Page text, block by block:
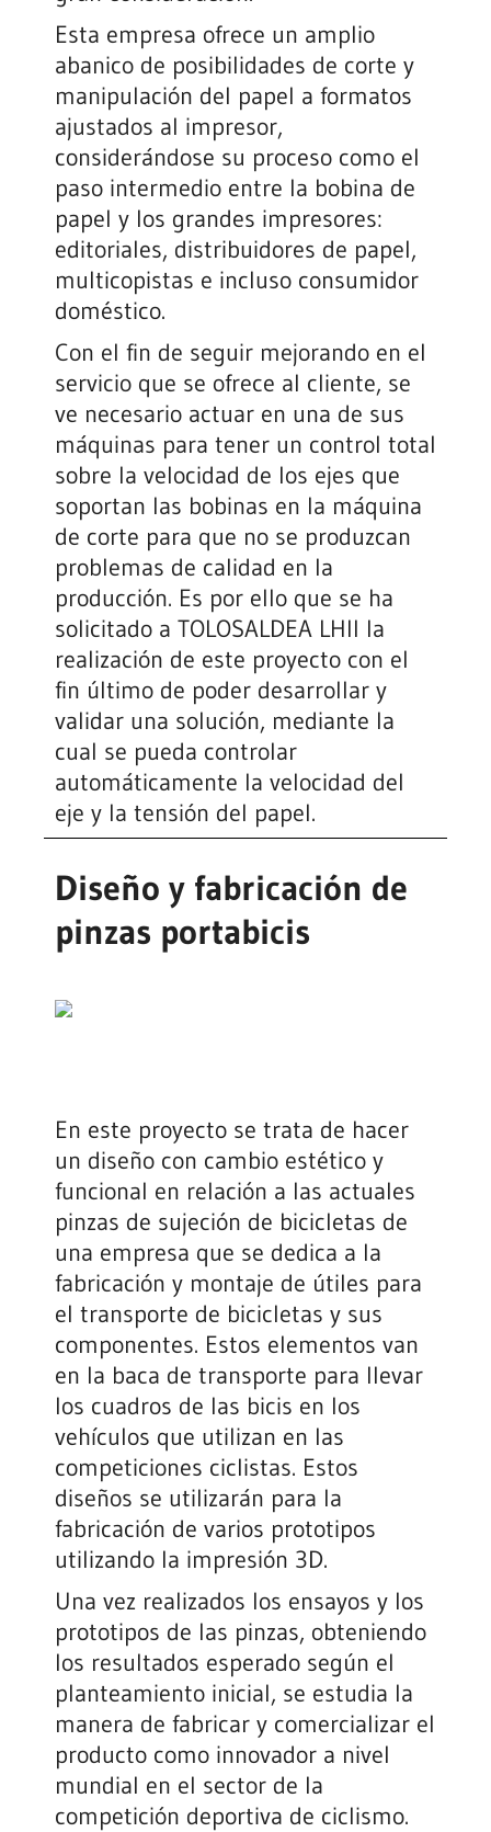
Esta empresa ofrece un amplio
abanico de posibilidades de corte y
manipulación del papel a formatos
ajustados al impresor,
considerándose su proceso como el
paso intermedio entre la bobina de
papel y los grandes impresores:
editoriales, distribuidores de papel,
multicopistas e incluso consumidor
doméstico.
Con el fin de seguir mejorando en el
servicio que se ofrece al cliente, se
ve necesario actuar en una de sus
máquinas para tener un control total
sobre la velocidad de los ejes que
soportan las bobinas en la máquina
de corte para que no se produzcan
problemas de calidad en la
producción. Es por ello que se ha
solicitado a TOLOSALDEA LHII la
realización de este proyecto con el
fin último de poder desarrollar y
validar una solución, mediante la
cual se pueda controlar
automáticamente la velocidad del
eje y la tensión del papel.
Diseño y fabricación de
pinzas portabicis
En este proyecto se trata de hacer
un diseño con cambio estético y
funcional en relación a las actuales
pinzas de sujeción de bicicletas de
una empresa que se dedica a la
fabricación y montaje de útiles para
el transporte de bicicletas y sus
componentes. Estos elementos van
en la baca de transporte para llevar
los cuadros de las bicis en los
vehículos que utilizan en las
competiciones ciclistas. Estos
diseños se utilizarán para la
fabricación de varios prototipos
utilizando la impresión 3D.
Una vez realizados los ensayos y los
prototipos de las pinzas, obteniendo
los resultados esperado según el
planteamiento inicial, se estudia la
manera de fabricar y comercializar el
producto como innovador a nivel
mundial en el sector de la
competición deportiva de ciclismo.